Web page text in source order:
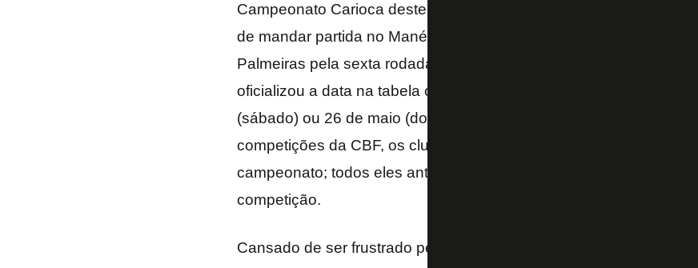
Campeonato Carioca deste ano, o Botafogo finalmente realizará o
de mandar partida no Mané Garrincha no ano. O blog apurou que
Palmeiras pela sexta rodada da Série A será no Distrito Federal. A
oficializou a data na tabela oficial da competição, mas o duelo está
(sábado) ou 26 de maio (domingo). De acordo com o regulamento
competições da CBF, os clubes podem negociar apenas cinco
campeonato; todos eles antes das cinco últimas partidas como
competição.
Cansado de ser frustrado pelos arquirrivais cariocas, o Botafogo